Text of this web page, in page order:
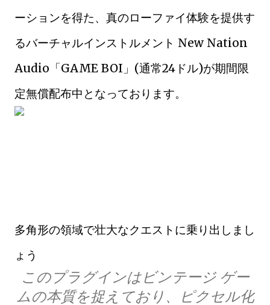
ーションを得た、真のローファイ体験を提供す
るバーチャルインストルメント New Nation
Audio「GAME BOI」(通常24ドル)が期間限
定無償配布中となっております。
多角形の領域で壮大なクエストに乗り出しまし
ょう
このプラグインはビンテージ ゲー
ムの本質を捉えており、ピクセル化